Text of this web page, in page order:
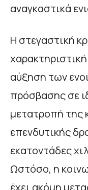
αναγκαστικά
Η στεγαστική
αύξηση των
πρόσβασης σε
μετατροπή της
επενδυτικής
εκατοντάδες
Ωστόσο, η
έχει ακόμη